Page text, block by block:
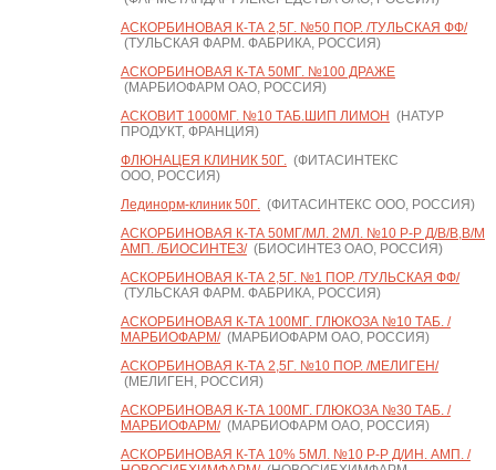
АСКОРБИНОВАЯ К-ТА 2,5Г. №50 ПОР. /ТУЛЬСКАЯ ФФ/
(ТУЛЬСКАЯ ФАРМ. ФАБРИКА, РОССИЯ)
АСКОРБИНОВАЯ К-ТА 50МГ. №100 ДРАЖЕ
(МАРБИОФАРМ ОАО, РОССИЯ)
АСКОВИТ 1000МГ. №10 ТАБ.ШИП ЛИМОН (НАТУР
ПРОДУКТ, ФРАНЦИЯ)
ФЛЮНАЦЕЯ КЛИНИК 50Г.(ФИТАСИНТЕКС
ООО, РОССИЯ)
Лединорм-клиник 50Г.(ФИТАСИНТЕКС ООО, РОССИЯ)
АСКОРБИНОВАЯ К-ТА 50МГ/МЛ. 2МЛ. №10 Р-Р Д/В/В,В/М
АМП. /БИОСИНТЕЗ/(БИОСИНТЕЗ ОАО, РОССИЯ)
АСКОРБИНОВАЯ К-ТА 2,5Г. №1 ПОР. /ТУЛЬСКАЯ ФФ/
(ТУЛЬСКАЯ ФАРМ. ФАБРИКА, РОССИЯ)
АСКОРБИНОВАЯ К-ТА 100МГ. ГЛЮКОЗА №10 ТАБ. /
МАРБИОФАРМ/(МАРБИОФАРМ ОАО, РОССИЯ)
АСКОРБИНОВАЯ К-ТА 2,5Г. №10 ПОР. /МЕЛИГЕН/
(МЕЛИГЕН, РОССИЯ)
АСКОРБИНОВАЯ К-ТА 100МГ. ГЛЮКОЗА №30 ТАБ. /
МАРБИОФАРМ/(МАРБИОФАРМ ОАО, РОССИЯ)
АСКОРБИНОВАЯ К-ТА 10% 5МЛ. №10 Р-Р Д/ИН. АМП. /